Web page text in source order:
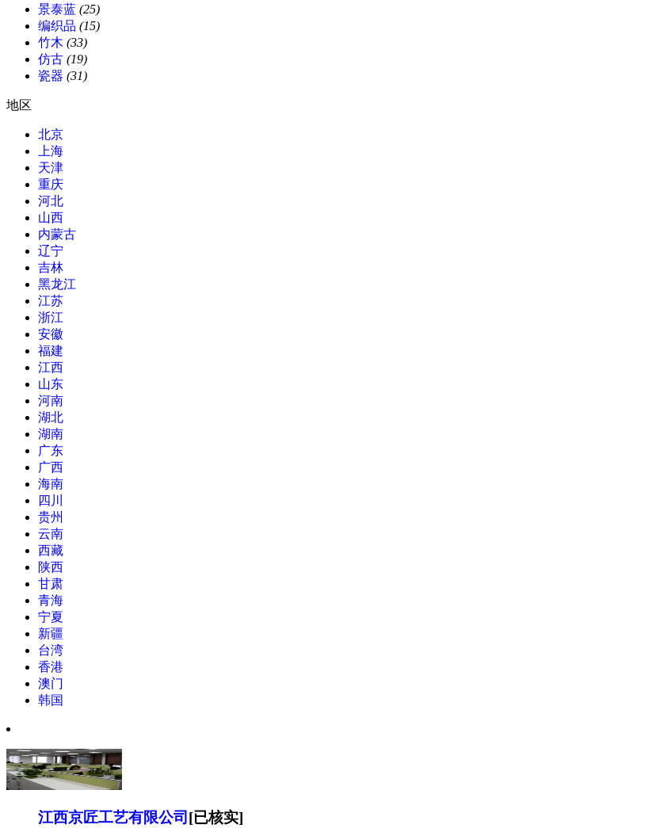
景泰蓝 (25)
编织品 (15)
竹木 (33)
仿古 (19)
瓷器 (31)
地区
北京
上海
天津
重庆
河北
山西
内蒙古
辽宁
吉林
黑龙江
江苏
浙江
安徽
福建
江西
山东
河南
湖北
湖南
广东
广西
海南
四川
贵州
云南
西藏
陕西
甘肃
青海
宁夏
新疆
台湾
香港
澳门
韩国
江西京匠工艺有限公司 [已核实]